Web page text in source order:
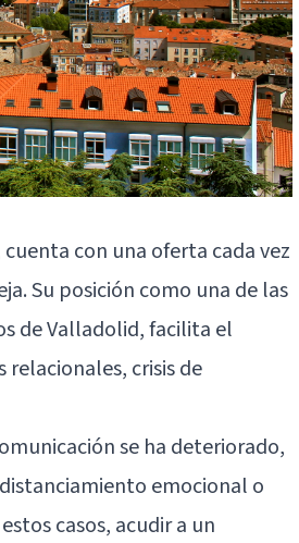
cuenta con una oferta cada vez
Su posición como una de las
deValladolid, facilita el
crisis de
se ha deteriorado,
emocional o
casos, acudir a un